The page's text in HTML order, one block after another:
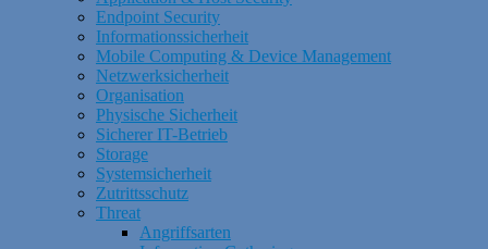
Endpoint Security
Informationssicherheit
Mobile Computing & Device Management
Netzwerksicherheit
Organisation
Physische Sicherheit
Sicherer IT-Betrieb
Storage
Systemsicherheit
Zutrittsschutz
Threat
Angriffsarten